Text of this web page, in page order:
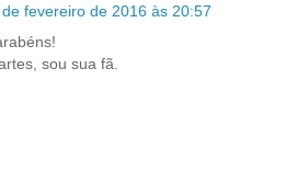
de fevereiro de 2016 às 20:57
sou sua fã.